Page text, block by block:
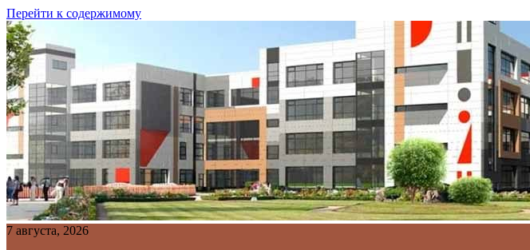
Перейти к содержимому
7 августа, 2026